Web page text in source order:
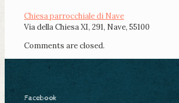
Chiesa parrocchiale di Nave
Via della Chiesa XI, 291, Nave, 55100
Comments are closed.
Facebook